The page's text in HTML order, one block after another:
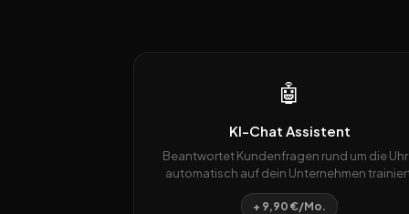
🤖
KI-Chat Assistent
Beantwortet Kundenfragen rund um die Uhr
automatisch auf dein Unternehmen
+ 9,90 €/Mo.